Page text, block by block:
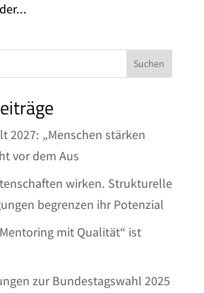
Suchen
2027: „Menschen stärken
vor dem Aus
wirken. Strukturelle
begrenzen ihr Potenzial
mit Qualität“ ist
zur Bundestagswahl 2025